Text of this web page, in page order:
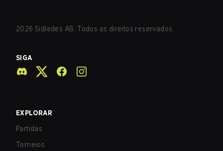
2026 Sidledes AB. Todos os direitos reservados.
SIGA
EXPLORAR
Partidas
Torneios